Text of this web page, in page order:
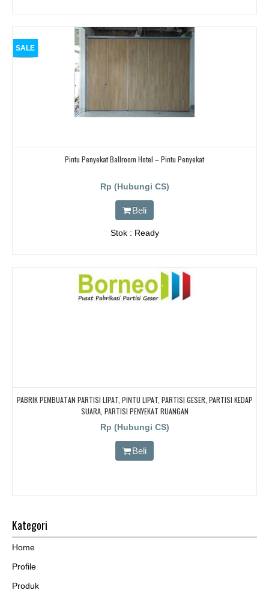
SALE
Pintu Penyekat Ballroom Hotel – Pintu Penyekat
Rp (Hubungi CS)
Beli
Stok : Ready
PABRIK PEMBUATAN PARTISI LIPAT, PINTU LIPAT, PARTISI GESER, PARTISI KEDAP
SUARA, PARTISI PENYEKAT RUANGAN
Rp (Hubungi CS)
Beli
Kategori
Home
Profile
Produk